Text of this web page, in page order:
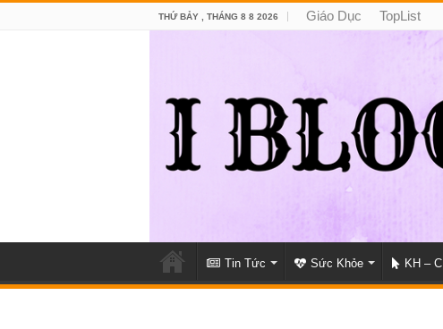
THỨ BẢY , THÁNG 8 8 2026 Giáo Dục TopList
Tin Tức Sức Khỏe KH –